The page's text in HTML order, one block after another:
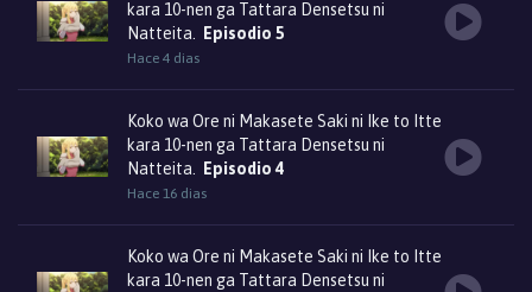
kara 10-nen ga Tattara Densetsu ni
Natteita.
Episodio 5
Hace 4 dias
Koko wa Ore ni Makasete Saki ni Ike to Itte
kara 10-nen ga Tattara Densetsu ni
Natteita.
Episodio 4
Hace 16 dias
Koko wa Ore ni Makasete Saki ni Ike to Itte
kara 10-nen ga Tattara Densetsu ni